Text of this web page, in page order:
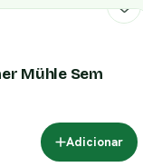
Mühle Sem
Adicionar